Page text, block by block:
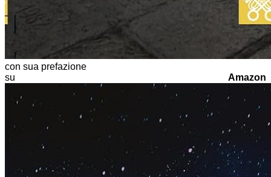
con sua prefazione
su Amazon